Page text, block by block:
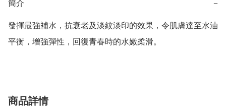
簡介 −
發揮最強補水，抗衰老及淡紋淡印的效果，令肌膚達至水油
平衡，增強彈性，回復青春時的水嫩柔滑。
商品詳情